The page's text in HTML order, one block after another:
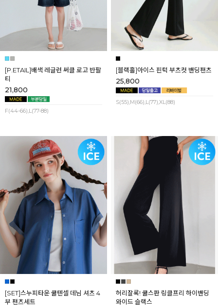
[P.ETAIL]배색 레글런 써클 로고 반팔
티
21,800
F(44-66),L(77-88)
[블랙홀]아이스 핀턱 부츠컷 밴딩팬츠
25,800
S(55),M(66),L(77),XL(88)
[SET]스누피타운 쿨텐셀 데님 셔츠 4
부 팬츠세트
허리잘록! 쿨스판 링클프리 하이밴딩
와이드 슬랙스